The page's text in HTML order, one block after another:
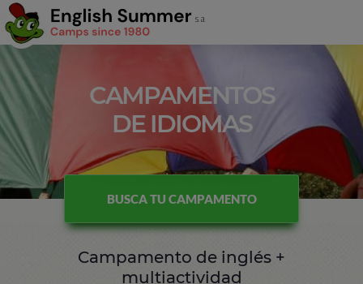
CAMPAMENTOS
DE IDIOMAS
BUSCA TU CAMPAMENTO
Campamento de inglés +
multiactividad